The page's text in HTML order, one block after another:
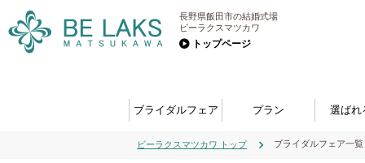
長野県飯田市の結婚式場
ビーラクスマツカワ
トップページ
ブライダルフェア プラン 選ばれ
ビーラクスマツカワ トップ ブライダルフェア一覧